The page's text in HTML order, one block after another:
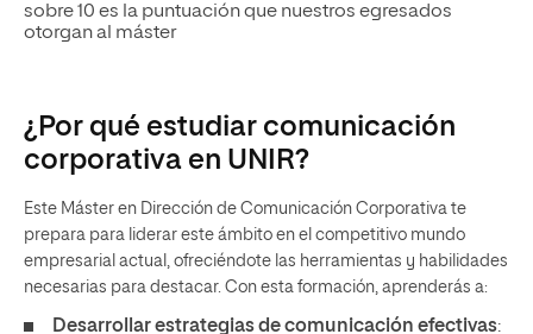
sobre 10 es la puntuación que nuestros egresados
otorgan al máster
¿Por qué estudiar comunicación
corporativa en UNIR?
Este Máster en Dirección de Comunicación Corporativa te
prepara para liderar este ámbito en el competitivo mundo
empresarial actual, ofreciéndote las herramientas y habilidades
necesarias para destacar. Con esta formación, aprenderás a:
Desarrollar estrategias de comunicación efectivas: